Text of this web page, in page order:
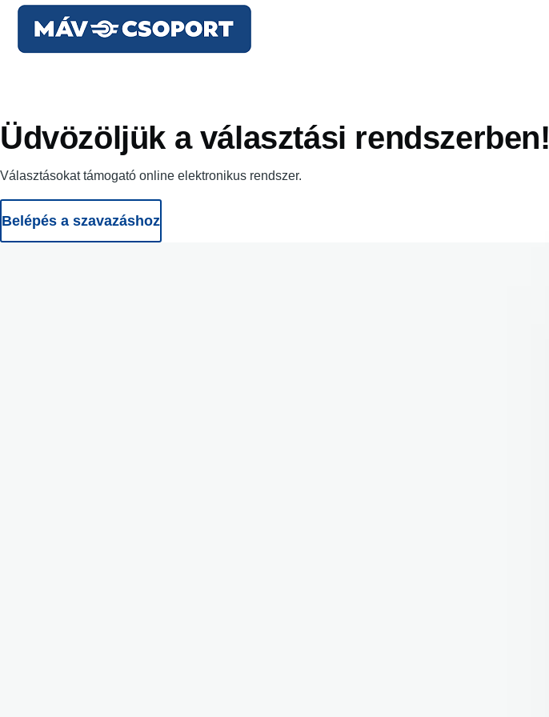
Ugrás a tartalomra
Üdvözöljük a választási rendszerben!
Választásokat támogató online elektronikus rendszer.
Belépés a szavazáshoz